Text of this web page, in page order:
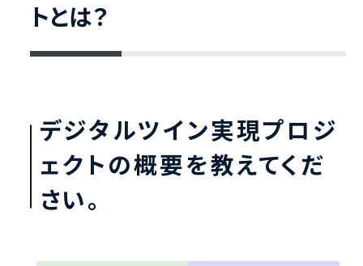
トとは？
デジタルツイン実現プロジ
ェクトの概要を教えてくだ
さい。